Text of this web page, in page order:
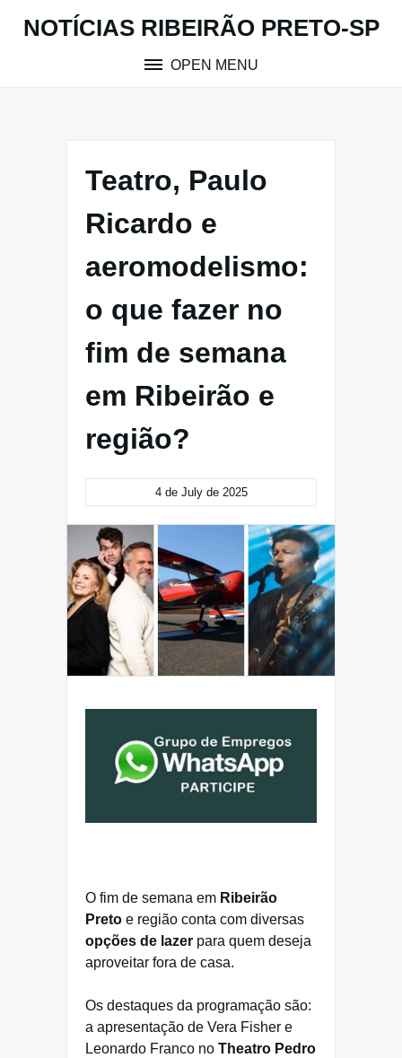
NOTÍCIAS RIBEIRÃO PRETO-SP
OPEN MENU
Teatro, Paulo
Ricardo e
aeromodelismo:
o que fazer no
fim de semana
em Ribeirão e
região?
4 de July de 2025
O fim de semana em Ribeirão
Preto e região conta com diversas
opções de lazer para quem deseja
aproveitar fora de casa.
Os destaques da programação são:
a apresentação de Vera Fisher e
Leonardo Franco no Theatro Pedro